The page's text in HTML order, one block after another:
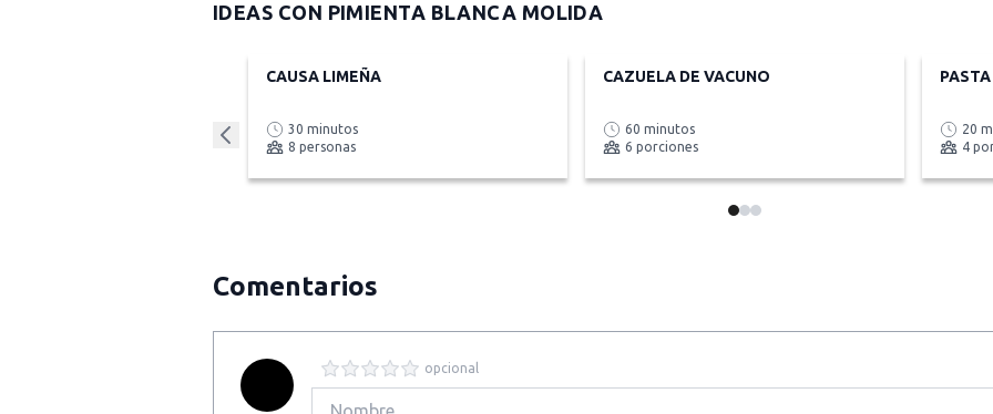
IDEAS CON PIMIENTA BLANCA MOLIDA
CAUSA LIMEÑA
30 minutos
8 personas
CAZUELA DE VACUNO
60 minutos
6 porciones
20
4
Comentarios
opcional